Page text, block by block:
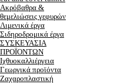
Ακρόβαθρα &
θεμελιώσεις γεφυρών
Λιμενικά έργα
Σιδηροδρομικά έργα
ΣΥΣΚΕΥΑΣΙΑ
ΠΡΟΪΟΝΤΩΝ
Ιχθυοκαλλιέργεια
Γεωργικά προϊόντα
Ζαχαροπλαστική